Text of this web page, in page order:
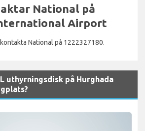
National på
Airport
National på 1222327180.
uthyrningsdisk på Hurghada